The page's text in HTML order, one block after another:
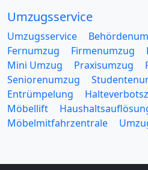
Umzugsservice
Umzugsservice
Fernumzug
Firmenumzug
Mini Umzug
Praxisumzug
Seniorenumzug
Entrümpelung
Möbellift
Möbelmitfahrzentrale